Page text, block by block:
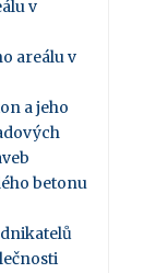
v
areálu v
a jeho
betonu